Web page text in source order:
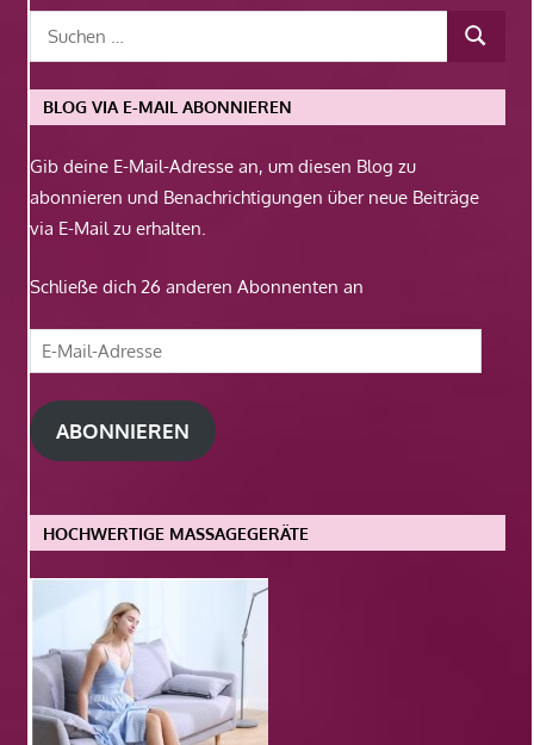
BLOG VIA E-MAIL ABONNIEREN
Gib deine E-Mail-Adresse an, um diesen Blog zu
abonnieren und Benachrichtigungen über neue Beiträge
via E-Mail zu erhalten.
Schließe dich 26 anderen Abonnenten an
E-
Mail-
Adresse
ABONNIEREN
HOCHWERTIGE MASSAGEGERÄTE